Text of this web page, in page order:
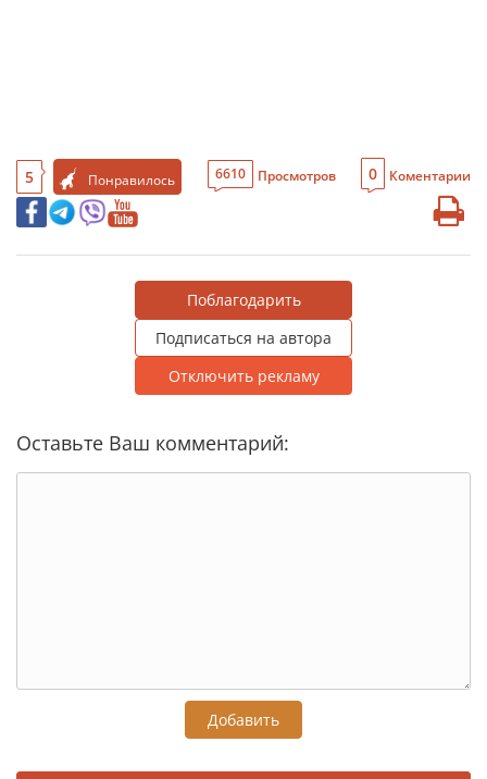
5 Понравилось 6610 Просмотров 0 Коментарии
Поблагодарить
Подписаться на автора
Отключить рекламу
Оставьте Ваш комментарий:
Добавить